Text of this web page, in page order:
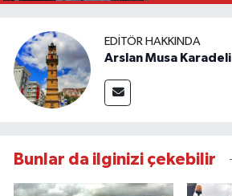
EDITÖR HAKKINDA
Arslan Musa Karadeli
Bunlar da ilginizi çekebilir